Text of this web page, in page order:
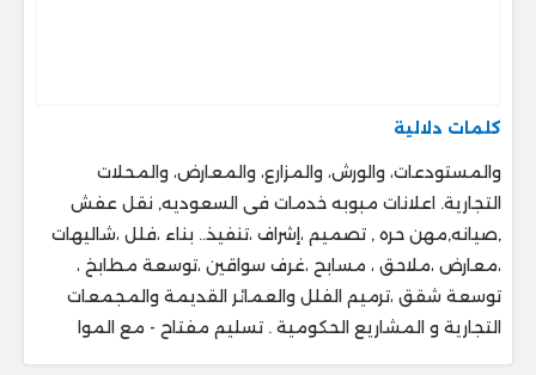
كلمات دلالية
والمستودعات، والورش، والمزارع، والمعارض، والمحلات
التجارية. اعلانات مبوبه خدمات فى السعوديه, نقل عفش
,صيانه,مهن حره , تصميم ،إشراف ،تنفيذ.. ‎بناء ،فلل ،شاليهات
،معارض ،ملاحق ، ‎مسابح ،غرف سواقين ،توسعة مطابخ ،
‎توسعة شقق ،ترميم الفلل والعمائر القديمة والمجمعات
التجارية و المشاريع الحكومية . ‎تسليم مفتاح - مع الموا